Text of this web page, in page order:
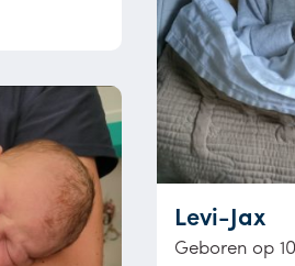
Levi-Jax
Geboren op